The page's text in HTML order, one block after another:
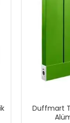
Duffmart